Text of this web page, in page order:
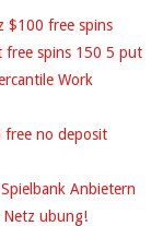
$100 free spins
free spins 150 5 put
Work
free no deposit
Anbietern
Netz ubung!